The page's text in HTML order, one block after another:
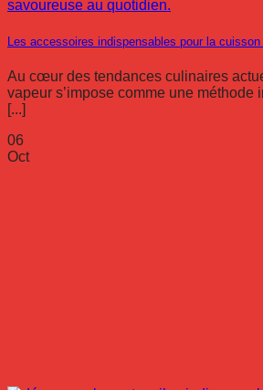
Les accessoires indispensables pour la cuisson
Au cœur des tendances culinaires
vapeur s’impose comme une méthode
[...]
06
Oct